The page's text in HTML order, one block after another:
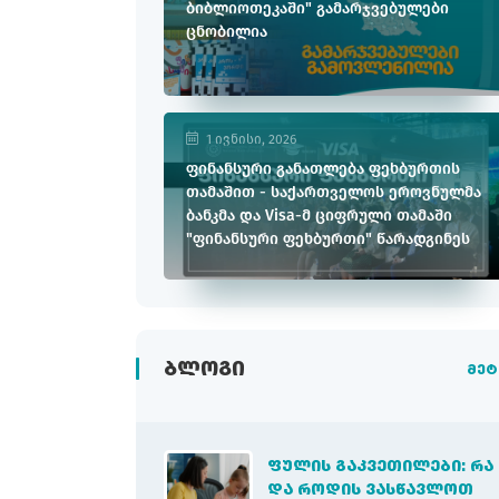
ბიბლიოთეკაში" გამარჯვებულები
ცნობილია
1 ივნისი, 2026
ფინანსური განათლება ფეხბურთის
თამაშით - საქართველოს ეროვნულმა
ბანკმა და Visa-მ ციფრული თამაში
"ფინანსური ფეხბურთი" წარადგინეს
ᲑᲚᲝᲒᲘ
ᲤᲣᲚᲘᲡ ᲒᲐᲙᲕᲔᲗᲘᲚᲔᲑᲘ: ᲠᲐ
ᲓᲐ ᲠᲝᲓᲘᲡ ᲕᲐᲡᲬᲐᲕᲚᲝᲗ